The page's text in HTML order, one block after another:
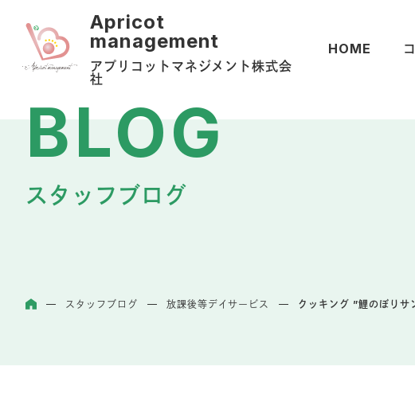
アプリコットマネジメント株式会
社
HOME
スタッフブログ
ホームスタッフブログ 放課後等デイサービス クッキング ”鯉のぼりサ